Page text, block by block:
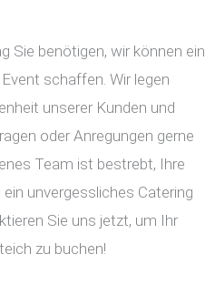
Sie benötigen, wir können ein
schaffen. Wir legen
unserer Kunden und
oder Anregungen gerne
Team ist bestrebt, Ihre
unvergessliches Catering
Sie uns jetzt, um Ihr
zu buchen!